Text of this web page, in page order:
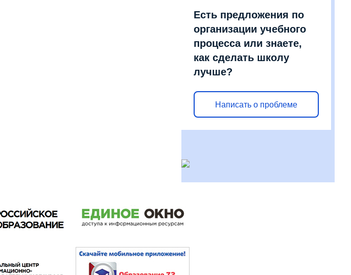
Есть предложения по
организации учебного
процесса или знаете,
как сделать школу
лучше?
Написать о проблеме